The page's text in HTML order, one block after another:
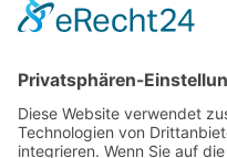
Rezepte
Spanien
Südtirol